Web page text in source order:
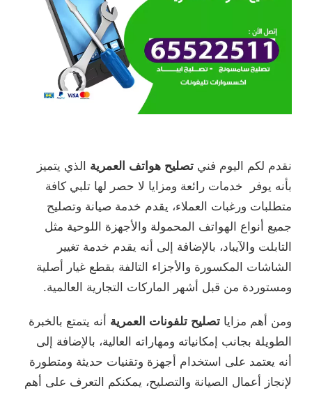
نقدم لكم اليوم فني تصليح هواتف العمرية الذي يتميز
بأنه يوفر خدمات رائعة ومزايا لا حصر لها تلبي كافة
متطلبات ورغبات العملاء، يقدم خدمة صيانة وتصليح
جميع أنواع الهواتف المحمولة والأجهزة اللوحية مثل
التابلت والآيباد، بالإضافة إلى أنه يقدم خدمة تغيير
الشاشات المكسورة والأجزاء التالفة بقطع غيار أصلية
ومستوردة من قبل أشهر الماركات التجارية العالمية.
ومن أهم مزايا تصليح تلفونات العمرية أنه يتمتع بالخبرة
الطويلة بجانب إمكانياته ومهاراته العالية، بالإضافة إلى
أنه يعتمد على استخدام أجهزة وتقنيات حديثة ومتطورة
لإنجاز أعمال الصيانة والتصليح، يمكنكم التعرف على أهم